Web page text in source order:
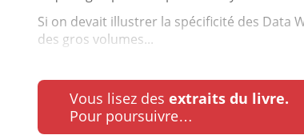
Si on devait illustrer la spécificité des Data
des gros volumes...
Vous lisez des extraits du livre.
Pour poursuivre…